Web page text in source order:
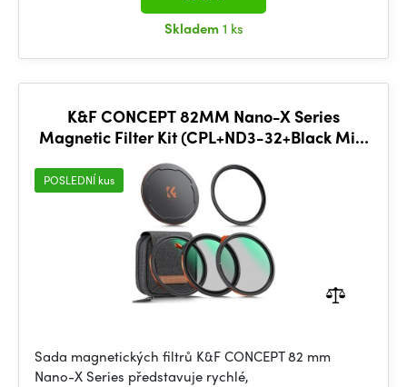
Skladem1 ks
K&F CONCEPT 82MM Nano-X Series
Magnetic Filter Kit (CPL+ND3-32+Black Mist
POSLEDNÍ kus
Sada magnetických filtrů K&F CONCEPT 82 mm
Nano-X Series představuje rychlé,